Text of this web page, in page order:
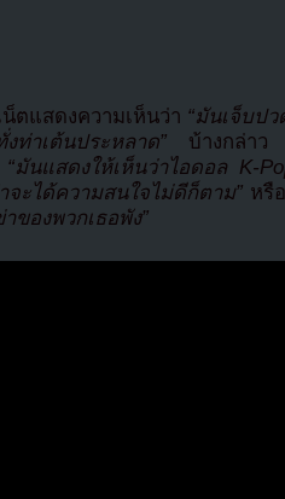
น็ตแสดงความเห็นว่า “มันเจ็บป
งท่าเต้นประหลาด” บ้างกล่าว
“มันแสดงให้เห็นว่าไอดอล K-
จะได้ความสนใจไม่ดีก็ตาม” หรือ
าของพวกเธอพัง”